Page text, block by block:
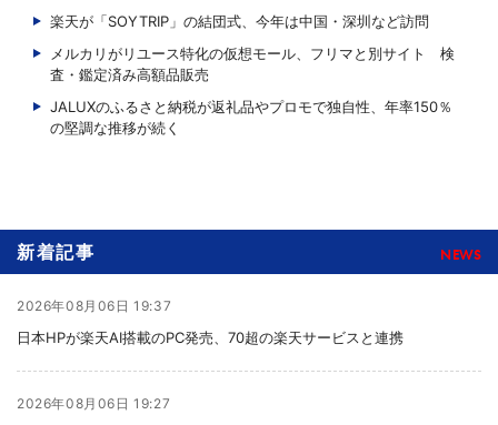
楽天が「SOYTRIP」の結団式、今年は中国・深圳など訪問
メルカリがリユース特化の仮想モール、フリマと別サイト 検
査・鑑定済み高額品販売
JALUXのふるさと納税が返礼品やプロモで独自性、年率150％
の堅調な推移が続く
新着記事 NEWS
2026年08月06日 19:37
日本HPが楽天AI搭載のPC発売、70超の楽天サービスと連携
2026年08月06日 19:27